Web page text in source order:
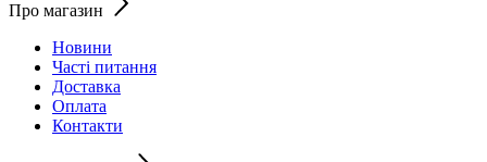
Про магазин
Новини
Часті питання
Доставка
Оплата
Контакти